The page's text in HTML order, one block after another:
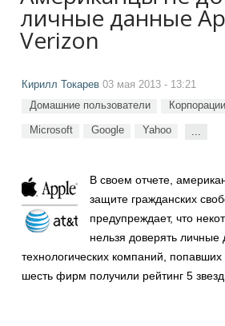
личные данные
Verizon
Кирилл Токарев 03 мая 2013 - 13:21
Домашние пользователи Корпорации
Microsoft Google Yahoo ...
В своем отчете,
защите гражданских
предупреждает, что
нельзя доверять
технологических компаний, попавших
шесть фирм получили рейтинг 5 звезд